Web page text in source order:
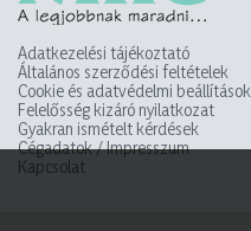
Adatkezelési tájékoztató
Általános szerződési feltételek
Cookie és adatvédelmi beállítások
Felelősség kizáró nyilatkozat
Gyakran ismételt kérdések
Cégadatok / Impresszum
Kapcsolat